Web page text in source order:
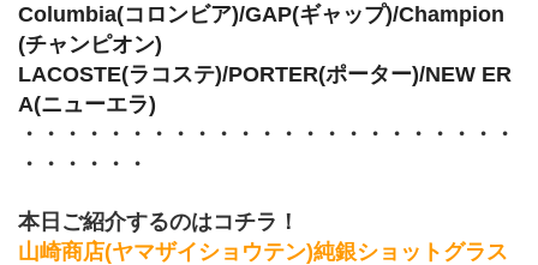
Columbia(コロンビア)/GAP(ギャップ)/Champion
(チャンピオン)
LACOSTE(ラコステ)/PORTER(ポーター)/NEW ER
A(ニューエラ)
・・・・・・・・・・・・・・・・・・・・・・・
・・・・・・
本日ご紹介するのはコチラ！
山崎商店(ヤマザイショウテン)純銀ショットグラス